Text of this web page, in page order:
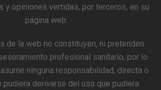
y opiniones vertidas, por terceros, en su
página web.
de la web no constituyen, ni pretenden
profesional sanitario, por lo
ninguna responsabilidad, directa o
pudiera derivarse del uso que pudiera